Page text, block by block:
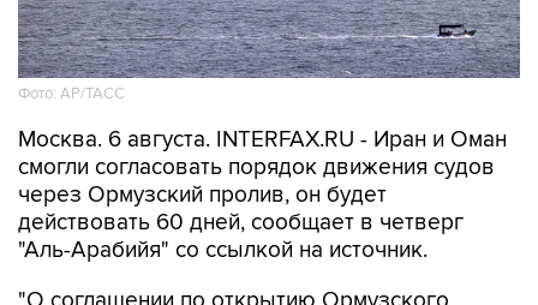
Фото: AP/ТАСС
Москва. 6 августа. INTERFAX.RU - Иран и Оман
смогли согласовать порядок движения судов
через Ормузский пролив, он будет
действовать 60 дней, сообщает в четверг
"Аль-Арабийя" со ссылкой на источник.